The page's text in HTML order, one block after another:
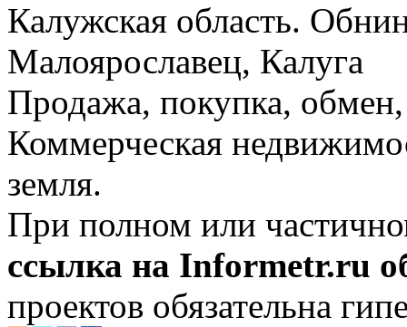
Калужская область.
Малоярославец, Калуга
Продажа, покупка, обмен,
Коммерческая
земля.
При полном или
ссылка на Informetr.ru
проектов обязательна